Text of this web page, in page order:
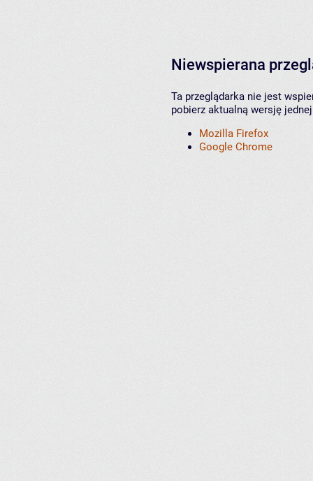
Niewspierana
Ta przeglądarka nie jest
pobierz aktualną wersję
Mozilla Firefox
Google Chrome